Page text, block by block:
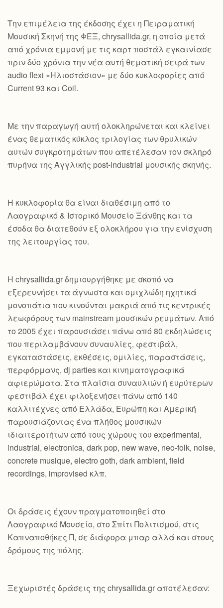
Την επιμέλεια της έκδοσης έχει η Πειραματική
Μουσική Σκηνή της ΦΕΞ, chrysallida.gr, η οποία μετά
από χρόνια εμμονή με τις καρτ ποστάλ εγκαινίασε
πριν δύο χρόνια την νέα αυτή θεματική σειρά των
audio flexi «Ηλιοστάσιον» με δύο κυκλοφορίες από
Current 93 και Coil.
Με την παραγωγή αυτή ολοκληρώνεται και κλείνει
ένας θεματικός κύκλος τριλογίας των θρυλικών
αυτών συγκροτημάτων που απετέλεσαν τον σκληρό
πυρήνα της Αγγλικής post-industrial μουσικής σκηνής.
Η κυκλοφορία θα είναι διαθέσιμη από το
Λαογραφικό & Ιστορικό Μουσείο Ξάνθης και τα
έσοδα θα διατεθούν εξ ολοκλήρου για την ενίσχυση
της λειτουργίας του.
Η chrysallida.gr δημιουργήθηκε με σκοπό να
εξερευνήσει τα άγνωστα και ομιχλώδη ηχητικά
μονοπάτια που κινούνται μακριά από τις κεντρικές
λεωφόρους των mainstream μουσικών ρευμάτων. Από
το 2005 έχει παρουσιάσει πάνω από 80 εκδηλώσεις
που περιλαμβάνουν συναυλίες, φεστιβάλ,
εγκαταστάσεις, εκθέσεις, ομιλίες, παραστάσεις,
περφόρμανς, dj parties και κινηματογραφικά
αφιερώματα. Στα πλαίσια συναυλιών ή ευρύτερων
φεστιβάλ έχει φιλοξενήσει πάνω από 140
καλλιτέχνες από Ελλάδα, Ευρώπη και Αμερική
παρουσιάζοντας ένα πλήθος μουσικών
ιδιαιτεροτήτων από τους χώρους του experimental,
industrial, electronica, dark pop, new wave, neo-folk, noise,
concrete musique, electro goth, dark ambient, field
recordings, improvised κλπ.
Οι δράσεις έχουν πραγματοποιηθεί στο
Λαογραφικό Μουσείο, στο Σπίτι Πολιτισμού, στις
Καπναποθήκες Π, σε διάφορα μπαρ αλλά και στους
δρόμους της πόλης.
Ξεχωριστές δράσεις της chrysallida.gr αποτέλεσαν: